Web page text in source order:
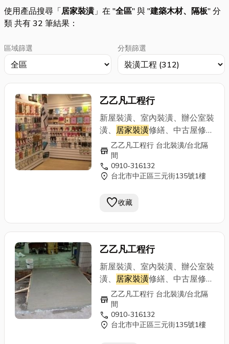
使用產品搜尋「居家裝潢」在 "全區" 與 "建築木材、隔板" 分
類 共有 32 筆結果：
區域篩選 分類篩選
乙乙凡工程行
新屋裝潢、室內裝潢、辦公室裝
潢、 居家裝潢修繕、中古屋修
繕、拆除清運重建、公寓改套房
裝潢、舊屋翻修、頂樓加蓋、造
型天花板、夾板隔間、隔音防火
隔熱隔間、線板、踢腳板、門片
衣室、各式櫥櫃訂做專業施工：
音、造價經濟、提供居家辦公、
廠房最佳環境、廚房、浴廁：可
採用矽酸鈣板、或水泥板等材質
可防水、也可貼磁磚、 可出防
火証明書木工裝潢輕鋼架工程
自工價廉 手機：0910-316132
電話：02-29712148
store 乙乙凡工程行 台北裝潢/台北隔
間
call 0910-316132
location_on 台北市中正區三元街135號1樓
favorite收藏
乙乙凡工程行
新屋裝潢、室內裝潢、辦公室裝
潢、 居家裝潢修繕、中古屋修
繕、拆除清運重建、公寓改套房
裝潢、舊屋翻修、頂樓加蓋、造
型天花板、夾板隔間、隔音防火
隔熱隔間、線板、踢腳板、門片
store 乙乙凡工程行 台北裝潢/台北隔
間
call 0910-316132
location_on 台北市中正區三元街135號1樓